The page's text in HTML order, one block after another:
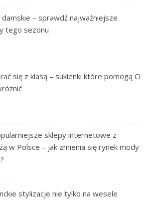
damskie – sprawdź najważniejsze
tego sezonu
się z klasą – sukienki które pomogą Ci
sklepy internetowe z
w Polsce – jak zmienia się rynek mody
stylizacje nie tylko na wesele